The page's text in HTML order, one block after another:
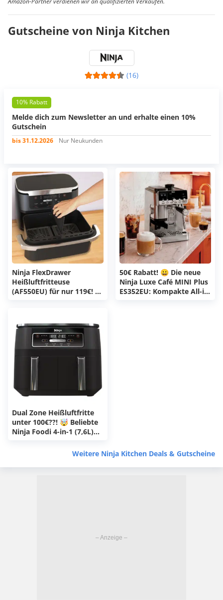
Gutscheine von Ninja Kitchen
(16)
10% Rabatt
Melde dich zum Newsletter an und erhalte einen 10%
Gutschein
bis 31.12.2026 Nur Neukunden
Ninja FlexDrawer
Heißluftfritteuse
(AF550EU) für nur 119€! 😀
Trennwand! 🍟
50€ Rabatt! 😀 Die neue
Ninja Luxe Café MINI Plus
ES352EU: Kompakte All-in-
Dual Zone Heißluftfritte
unter 100€??! 🤯 Beliebte
Ninja Foodi 4-in-1 (7,6L)
jetzt nur 99,99€! 🚀Weitere Ninja Kitchen Deals & Gutscheine